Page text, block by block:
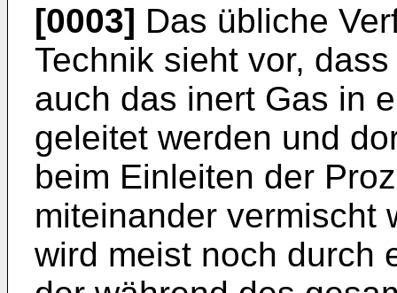
[0003] Das übliche
Technik sieht vor,
auch das inert Gas in
geleitet werden und
beim Einleiten der
miteinander vermischt
wird meist noch durch